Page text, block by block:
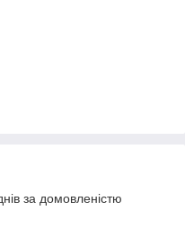
за домовленістю